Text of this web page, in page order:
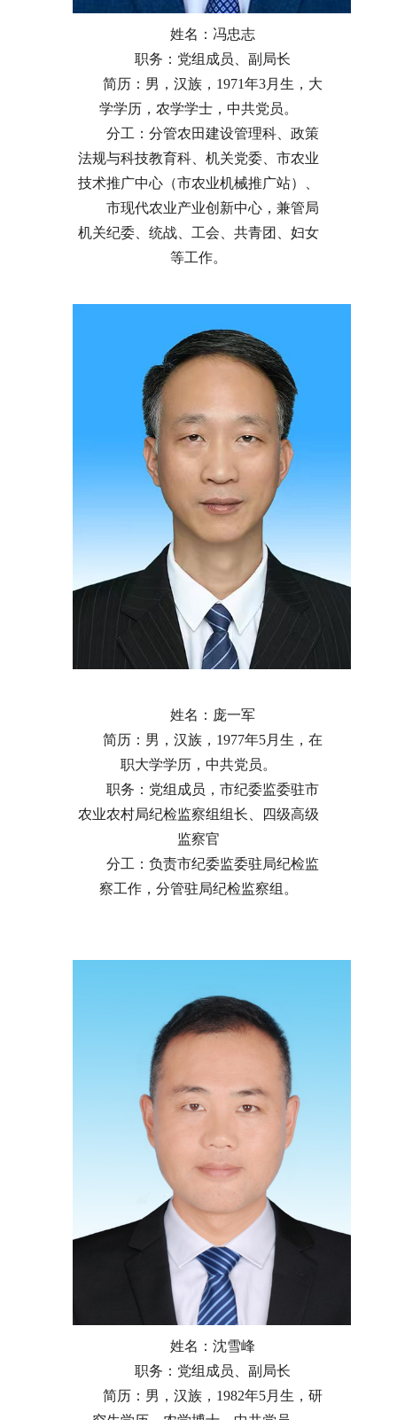
姓名：冯忠志
职务：党组成员、副局长
简历：男，汉族，1971年3月生，大
学学历，农学学士，中共党员。
分工：分管农田建设管理科、政策
法规与科技教育科、机关党委、市农业
技术推广中心（市农业机械推广站）、
市现代农业产业创新中心，兼管局
机关纪委、统战、工会、共青团、妇女
等工作。
姓名：庞一军
简历：男，汉族，1977年5月生，在
职大学学历，中共党员。
职务：党组成员，市纪委监委驻市
农业农村局纪检监察组组长、四级高级
监察官
分工：负责市纪委监委驻局纪检监
察工作，分管驻局纪检监察组。
姓名：沈雪峰
职务：党组成员、副局长
简历：男，汉族，1982年5月生，研